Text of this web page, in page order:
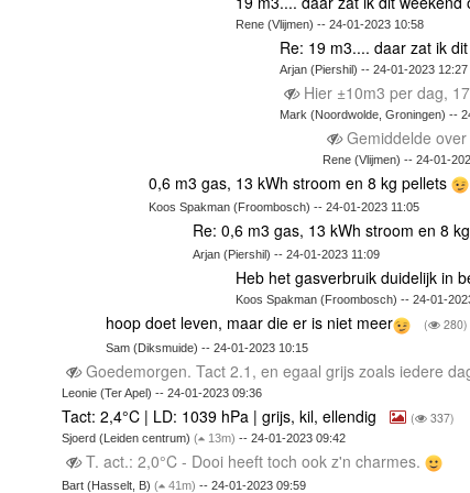
Rene (Vlijmen) -- 24-01-2023 10:58
Re: 19 m3.... daar zat ik
Arjan (Piershil) -- 24-01-2023 12:27
Hier ±10m3 per dag,
Mark (Noordwolde, Groningen) --
Gemiddelde over
Rene (Vlijmen) -- 24-01-
0,6 m3 gas, 13 kWh stroom en 8 kg pellets
Koos Spakman (Froombosch) -- 24-01-2023 11:05
Re: 0,6 m3 gas, 13 kWh stroom en 8
Arjan (Piershil) -- 24-01-2023 11:09
Heb het gasverbruik duidelijk in
Koos Spakman (Froombosch) -- 24-01-
hoop doet leven, maar die er is niet meer ( 280)
Sam (Diksmuide) -- 24-01-2023 10:15
Goedemorgen. Tact 2.1, en egaal grijs zoals iedere
Leonie (Ter Apel) -- 24-01-2023 09:36
Tact: 2,4°C | LD: 1039 hPa | grijs, kil, ellendig ( 337)
Sjoerd (Leiden centrum)( 13m) -- 24-01-2023 09:42
T. act.: 2,0°C - Dooi heeft toch ook z'n charmes.
Bart (Hasselt, B)( 41m) -- 24-01-2023 09:59